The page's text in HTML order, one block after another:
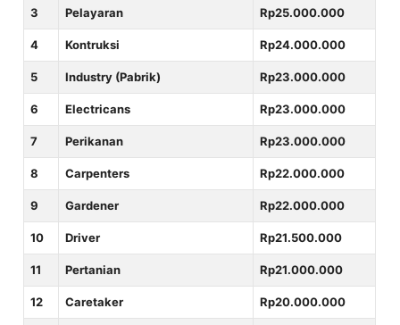
3 Pelayaran Rp25.000.000
4 Kontruksi Rp24.000.000
5 Industry (Pabrik) Rp23.000.000
6 Electricans Rp23.000.000
7 Perikanan Rp23.000.000
8 Carpenters Rp22.000.000
9 Gardener Rp22.000.000
10 Driver Rp21.500.000
11 Pertanian Rp21.000.000
12 Caretaker Rp20.000.000